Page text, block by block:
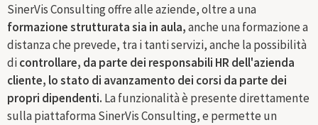
SinerVis Consulting offre alle aziende, oltre a una
formazione strutturata sia in aula,anche una formazione a
distanza che prevede, tra i tanti servizi, anche la possibilità
dicontrollare, da parte dei responsabili HR dell'azienda
cliente, lo stato di avanzamento dei corsi da parte dei
propri dipendenti. La funzionalità è presente direttamente
sulla piattaforma SinerVis Consulting, e permette un